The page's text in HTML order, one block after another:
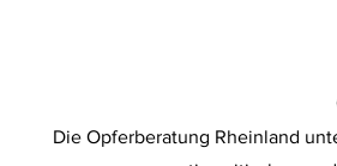
Die Opferberatung Rheinland